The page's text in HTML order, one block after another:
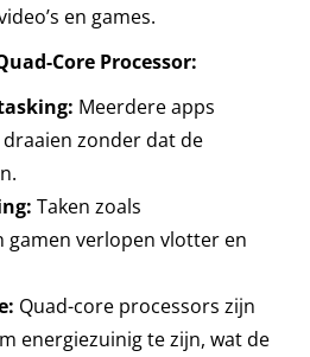
en games.
Core Processor:
Meerdere apps
zonder dat de
Taken zoals
gamen verlopen vlotter en
Quad-core processors zijn
energiezuinig te zijn, wat de